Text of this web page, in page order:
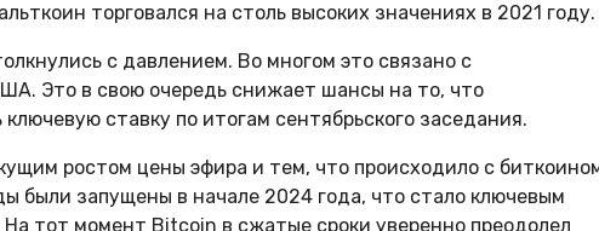
торговался на столь высоких значениях в 2021 году.
с давлением. Во многом это связано с
Это в свою очередь снижает шансы на то, что
ставку по итогам сентябрьского заседания.
ростом цены эфира и тем, что происходило с
были запущены в начале 2024 года, что стало ключевым
тот момент Bitcoin в сжатые сроки уверенно преодолел